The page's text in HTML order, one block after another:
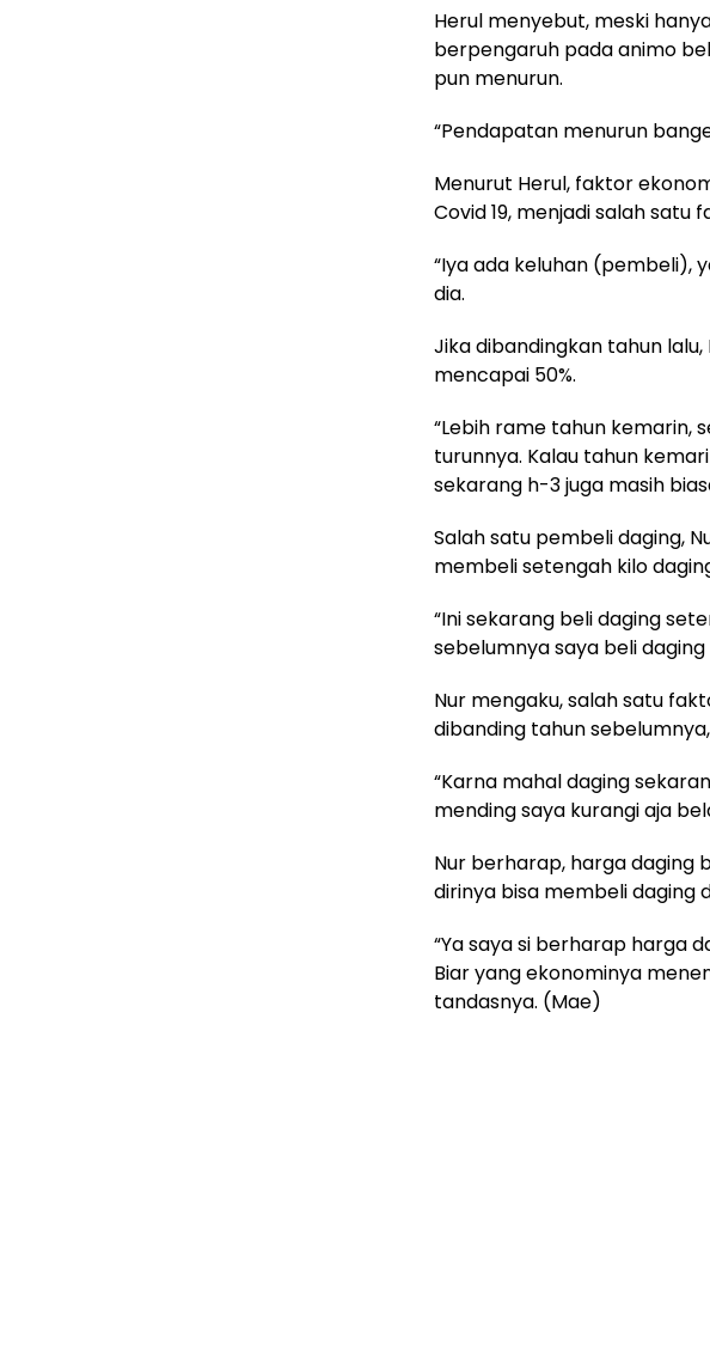
Herul menyebut, meski
berpengaruh pada animo
pun menurun.
“Pendapatan menurun
Menurut Herul, faktor
Covid 19, menjadi salah
“Iya ada keluhan (pembeli),
dia.
Jika dibandingkan tahun
mencapai 50%.
“Lebih rame tahun kemarin,
turunnya. Kalau tahun
sekarang h-3 juga masih
Salah satu pembeli daging,
membeli setengah kilo
“Ini sekarang beli daging
sebelumnya saya beli
Nur mengaku, salah satu
dibanding tahun
“Karna mahal daging
mending saya kurangi aja
Nur berharap, harga daging
dirinya bisa membeli daging
“Ya saya si berharap harga
Biar yang ekonominya
tandasnya. (Mae)